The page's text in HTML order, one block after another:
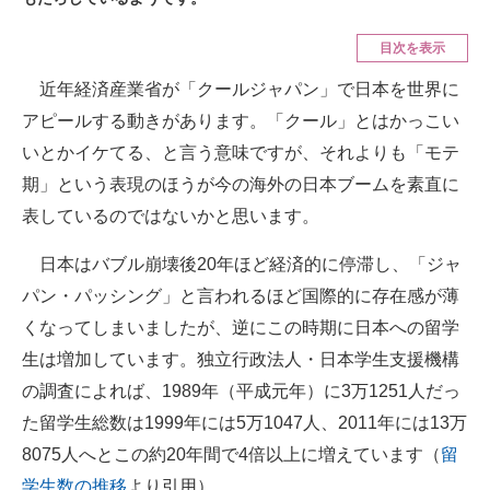
スマホと通信の最新トレンド
進化するPCとデバイスの未来
好きが集まる 比べて選べる
企業ITのトレンドを詳説
マーケ×ITの今がよく分かる
目次を表示
近年経済産業省が「クールジャパン」で日本を世界に
アピールする動きがあります。「クール」とはかっこい
いとかイケてる、と言う意味ですが、それよりも「モテ
期」という表現のほうが今の海外の日本ブームを素直に
表しているのではないかと思います。
日本はバブル崩壊後20年ほど経済的に停滞し、「ジャ
パン・パッシング」と言われるほど国際的に存在感が薄
くなってしまいましたが、逆にこの時期に日本への留学
生は増加しています。独立行政法人・日本学生支援機構
の調査によれば、1989年（平成元年）に3万1251人だっ
た留学生総数は1999年には5万1047人、2011年には13万
8075人へとこの約20年間で4倍以上に増えています（留